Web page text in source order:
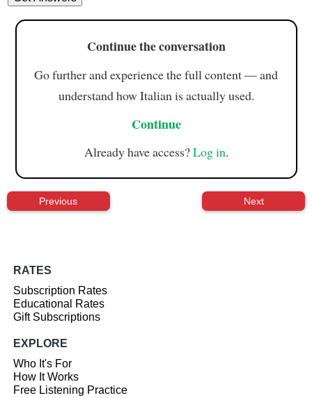
Continue the conversation
Go further and experience the full content — and
understand how Italian is actually used.
Continue
Already have access?Log in.
Previous Next
RATES
Subscription Rates
Educational Rates
Gift Subscriptions
EXPLORE
Who It's For
How It Works
Free Listening Practice